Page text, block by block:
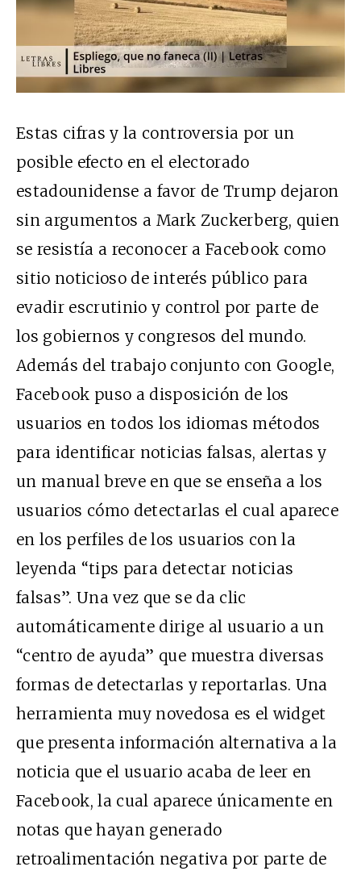
Estas cifras y la controversia por un
posible efecto en el electorado
estadounidense a favor de Trump dejaron
sin argumentos a Mark Zuckerberg, quien
se resistía a reconocer a Facebook como
sitio noticioso de interés público para
evadir escrutinio y control por parte de
los gobiernos y congresos del mundo.
Además del trabajo conjunto con Google,
Facebook puso a disposición de los
usuarios en todos los idiomas métodos
para identificar noticias falsas, alertas y
un manual breve en que se enseña a los
usuarios cómo detectarlas el cual aparece
en los perfiles de los usuarios con la
leyenda “tips para detectar noticias
falsas”. Una vez que se da clic
automáticamente dirige al usuario a un
“centro de ayuda” que muestra diversas
formas de detectarlas y reportarlas. Una
herramienta muy novedosa es el widget
que presenta información alternativa a la
noticia que el usuario acaba de leer en
Facebook, la cual aparece únicamente en
notas que hayan generado
retroalimentación negativa por parte de